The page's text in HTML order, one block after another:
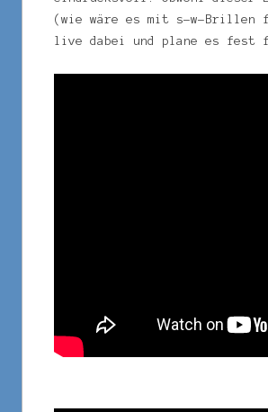
(wie wäre es mit s-w-Brillen
live dabei und plane es fest